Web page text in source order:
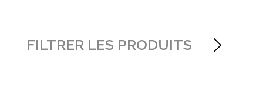
FILTRER LES PRODUITS